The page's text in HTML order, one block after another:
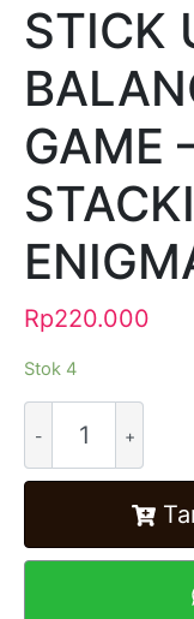
STICK
GAME
Rp220.000
Stok 4